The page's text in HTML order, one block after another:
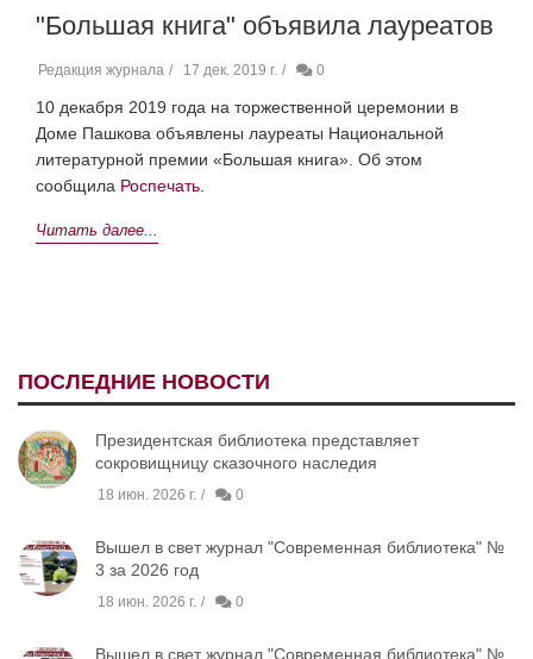
"Большая книга" объявила лауреатов
Редакция журнала 17 дек. 2019 г. 0
10 декабря 2019 года на торжественной церемонии в
Доме Пашкова объявлены лауреаты Национальной
литературной премии «Большая книга». Об этом
сообщила Роспечать
Читать далее...
ПОСЛЕДНИЕ НОВОСТИ
Президентская библиотека представляет
сокровищницу сказочного наследия
18 июн. 2026 г. 0
Вышел в свет журнал "Современная библиотека" №
3 за 2026 год
18 июн. 2026 г. 0
Вышел в свет журнал "Современная библиотека" №